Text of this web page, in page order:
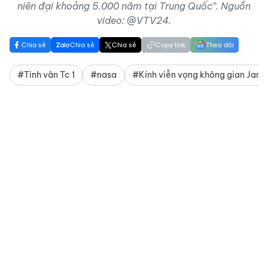
niên đại khoảng 5.000 năm tại Trung Quốc”. Nguồn
video: @VTV24.
Chia sẻ Chia sẻ Chia sẻ Copy link Theo dõi
#Tinh vân Tc 1 #nasa #Kính viễn vọng không gian